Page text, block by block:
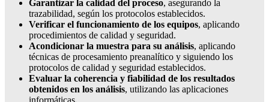
Garantizar la calidad del proceso, asegurando la
trazabilidad, según los protocolos establecidos.
Verificar el funcionamiento de los equipos, aplicando
procedimientos de calidad y seguridad.
Acondicionar la muestra para su análisis, aplicando
técnicas de procesamiento preanalítico y siguiendo los
protocolos de calidad y seguridad establecidos.
Evaluar la coherencia y fiabilidad de los resultados
obtenidos en los análisis, utilizando las aplicaciones
informáticas.